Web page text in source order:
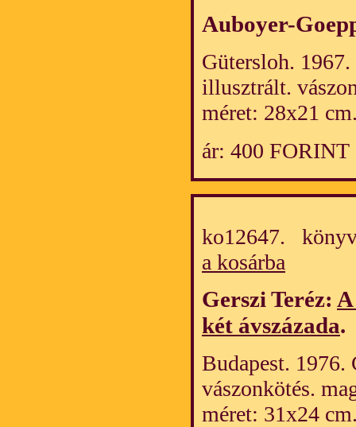
Auboyer-
Gütersloh.
illusztrált.
méret: 28x21
ár: 400 FORINT
ko12647.
a kosárba
Gerszi Teréz:
két ávszázada.
Budapest.
vászonkötés.
méret: 31x24